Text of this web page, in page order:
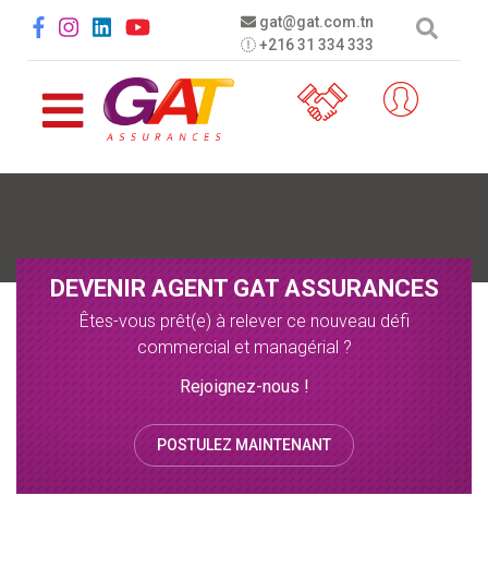
gat@gat.com.tn
+216 31 334 333
Social menu
DEVENIR AGENT GAT ASSURANCES
Êtes-vous prêt(e) à relever ce nouveau défi
commercial et managérial ?
Rejoignez-nous !
POSTULEZ MAINTENANT